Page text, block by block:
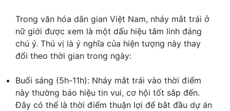
Trong văn hóa dân gian Việt Nam, nháy mắt trái ở
nữ giới được xem là một dấu hiệu tâm linh đáng
chú ý. Thú vị là ý nghĩa của hiện tượng này thay
đổi theo thời gian trong ngày:
Buổi sáng (5h-11h): Nháy mắt trái vào thời điểm
này thường báo hiệu tin vui, cơ hội tốt sắp đến.
Đây có thể là thời điểm thuận lợi để bắt đầu dự án